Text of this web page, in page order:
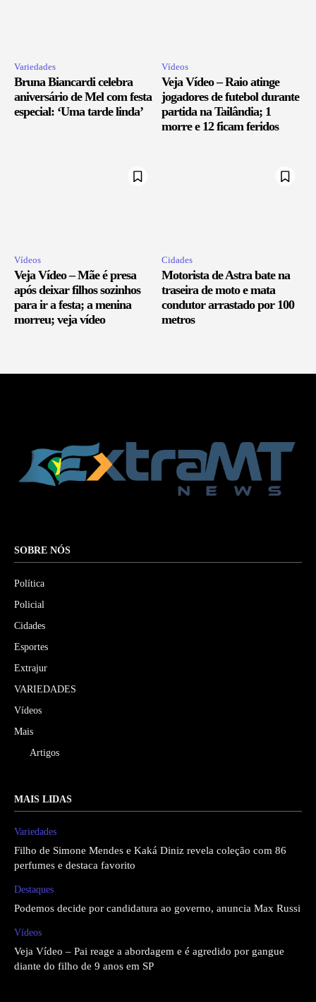
Variedades
Bruna Biancardi celebra
aniversário de Mel com festa
especial: ‘Uma tarde linda’
Vídeos
Veja Vídeo – Raio atinge
jogadores de futebol durante
partida na Tailândia; 1
morre e 12 ficam feridos
Vídeos
Veja Vídeo – Mãe é presa
após deixar filhos sozinhos
para ir a festa; a menina
morreu; veja vídeo
Cidades
Motorista de Astra bate na
traseira de moto e mata
condutor arrastado por 100
metros
SOBRE NÓS
Política
Policial
Cidades
Esportes
Extrajur
VARIEDADES
Vídeos
Mais
Artigos
MAIS LIDAS
Variedades
Filho de Simone Mendes e Kaká Diniz revela coleção com 86
perfumes e destaca favorito
Destaques
Podemos decide por candidatura ao governo, anuncia Max Russi
Vídeos
Veja Vídeo – Pai reage a abordagem e é agredido por gangue
diante do filho de 9 anos em SP